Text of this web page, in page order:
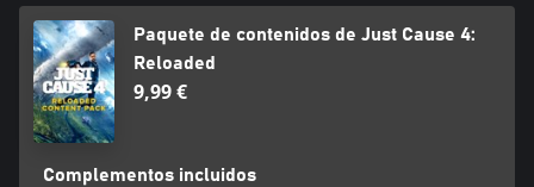
Paquete de contenidos de Just Cause 4:
Reloaded
9,99 €
Complementos incluidos